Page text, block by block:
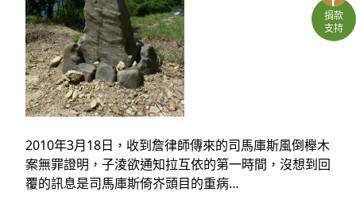
捐款
支持
2010年3月18日，收到詹律師傳來的司馬庫斯風倒櫸木
案無罪證明，子淩欲通知拉互依的第一時間，沒想到回
覆的訊息是司馬庫斯倚岕頭目的重病…